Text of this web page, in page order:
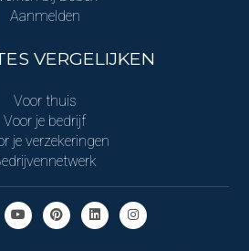
Aanmelden
VERGELIJKEN
Voor thuis
Voor je bedrijf
je verzekeringen